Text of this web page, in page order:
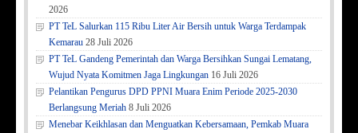
2026
PT TeL Salurkan 115 Ribu Liter Air Bersih untuk Warga Terdampak
Kemarau 28 Juli 2026
PT TeL Gandeng Pemerintah dan Warga Bersihkan Sungai Lematang,
Wujud Nyata Komitmen Jaga Lingkungan 16 Juli 2026
Pelantikan Pengurus DPD PPNI Muara Enim Periode 2025-2030
Berlangsung Meriah 8 Juli 2026
Menebar Keikhlasan dan Menguatkan Kebersamaan, Pemkab Muara